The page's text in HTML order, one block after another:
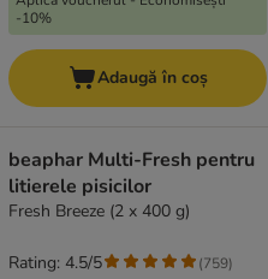
-10%
Adaugă în coș
beaphar Multi-Fresh pentru
litierele pisicilor
Fresh Breeze (2 x 400 g)
Rating: 4.5/5 (759)